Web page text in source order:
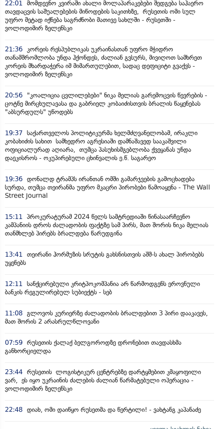
22:01
მომდევნო კვირაში ახალი მოლაპარაკებები შედგება საჰაერო
თავდაცვის საშუალებების მიწოდების საკითხზე, რუსეთის ომი სულ
უფრო მეტად იქნება საგრძნობი მათივე სახლში - რუსეთში -
ვოლოდიმირ ზელენსკი
21:36
კორეის რესპუბლიკას უკრაინასთან უფრო მჭიდრო
თანამშრომლობა უნდა ჰქონდეს, ძალიან გვსურს, მივიღოთ სამხრეთ
კორეის მხარდაჭერა იმ მიმართულებით, სადაც დეფიციტი გვაქვს -
ვოლოდიმირ ზელენსკი
20:56
"კოალიცია ცვლილებები" ნიკა მელიას გარემოცვის წევრების -
ცოტნე მირცხულავასა და გაბრიელ კობაიძისთვის ბრალის წაყენებას
"აბსურდულს" უწოდებს
19:37 საქართველოს პოლიტიკურმა ხელმძღვანელობამ, ირაკლი
კობახიძის სახით სამხედრო აგრესიაში დამნაშავედ სააკაშვილი
ოფიციალურად აღიარა, თუმცა პასუხისმგებლობა ქვეყანას უნდა
დაეკისროს - ოკუპირებული ცხინვალის ე.წ. საგარეო
19:36 დონალდ ტრამპს ირანთან ომში გამარჯვების გამოცხადება
სურდა, თუმცა თეირანმა უფრო მკაცრი პირობები წამოაყენა - The Wall
Street Journal
15:11
პროკურატურამ 2024 წელს სამტრედიაში წინასაარჩევნო
კამპანიის დროს ძალადობის ფაქტზე სამ პირს, მათ შორის ნიკა მელიას
თანმხლებ პირებს ბრალდება წარუდგინა
13:41
თეირანი ჰორმუზის სრუტის გახსნისთვის აშშ-ს ახალ პირობებს
უყენებს
12:11
სანქცირებული კრიტპოკომპანია არ წარმოდგენს ეროვნული
ბანკის რეგულირებულ სუბიექტს - სებ
11:08 გლოვოს კურიერზე ძალადობის ბრალდებით 3 პირი დააკავეს,
მათ შორის 2 არასრულწლოვანი
07:59 რუსეთის ქალაქ ბელგოროდზე დრონებით თავდასხმა
განხორციელდა
23:44 რუსეთის ლოგისტიკურ ცენტრებზე დარტყმებით კმაყოფილი
ვარ, ეს იყო უკრაინის ძალების ძალიან წარმატებული ოპერაცია -
ვოლოდიმირ ზელენსკი
22:48 დიახ, ომი დაიწყო რუსეთმა და წერტილი! - ვახტანგ კაპანაძე